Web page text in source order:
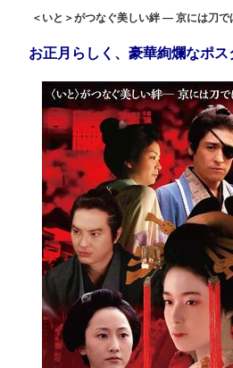
＜いと＞がつなぐ美しい絆 ― 京には刀で
お正月らしく、豪華絢爛なポス